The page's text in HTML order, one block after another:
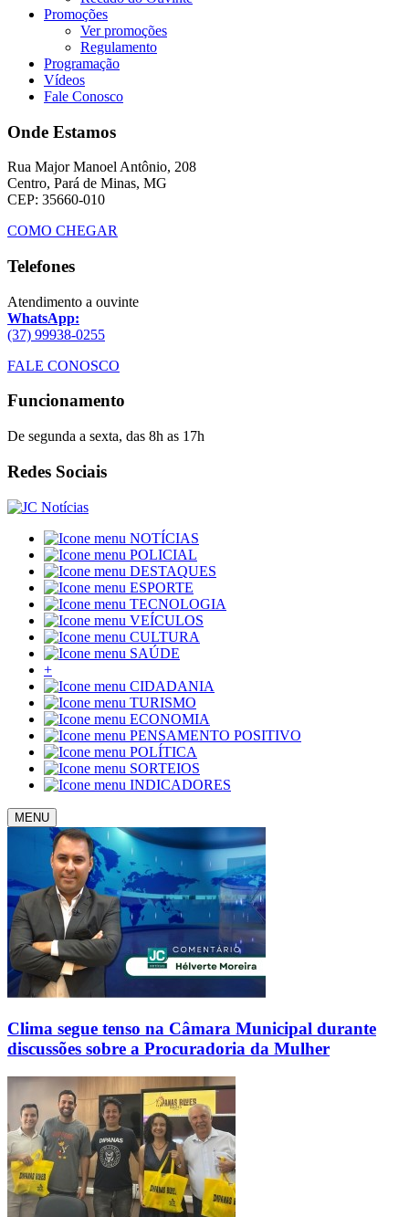
Promoções
Ver promoções
Regulamento
Programação
Vídeos
Fale Conosco
Onde Estamos
Rua Major Manoel Antônio, 208
Centro, Pará de Minas, MG
CEP: 35660-010
COMO CHEGAR
Telefones
Atendimento a ouvinte
WhatsApp:
(37) 99938-0255
FALE CONOSCO
Funcionamento
De segunda a sexta, das 8h as 17h
Redes Sociais
NOTÍCIAS
POLICIAL
DESTAQUES
ESPORTE
TECNOLOGIA
VEÍCULOS
CULTURA
SAÚDE
+
CIDADANIA
TURISMO
ECONOMIA
PENSAMENTO POSITIVO
POLÍTICA
SORTEIOS
INDICADORES
MENU
Clima segue tenso na Câmara Municipal durante
discussões sobre a Procuradoria da Mulher